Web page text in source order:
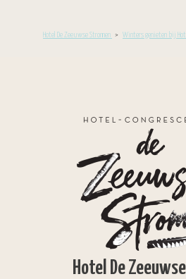
Hotel De Zeeuwse Stromen > Winters genieten bij
Hotel De